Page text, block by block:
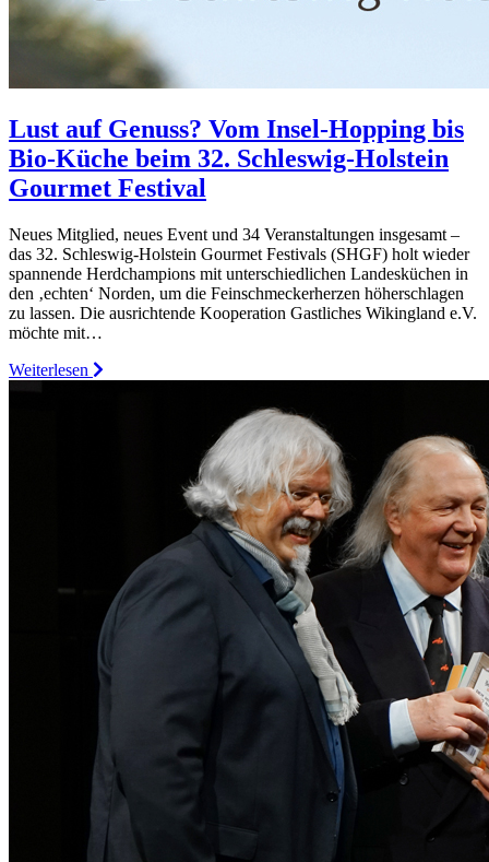
Lust auf Genuss? Vom Insel-Hopping bis
Bio-Küche beim 32. Schleswig-Holstein
Gourmet Festival
Neues Mitglied, neues Event und 34 Veranstaltungen insgesamt –
das 32. Schleswig-Holstein Gourmet Festivals (SHGF) holt wieder
spannende Herdchampions mit unterschiedlichen Landesküchen in
den ‚echten‘ Norden, um die Feinschmeckerherzen höherschlagen
zu lassen. Die ausrichtende Kooperation Gastliches Wikingland e.V.
möchte mit…
Weiterlesen